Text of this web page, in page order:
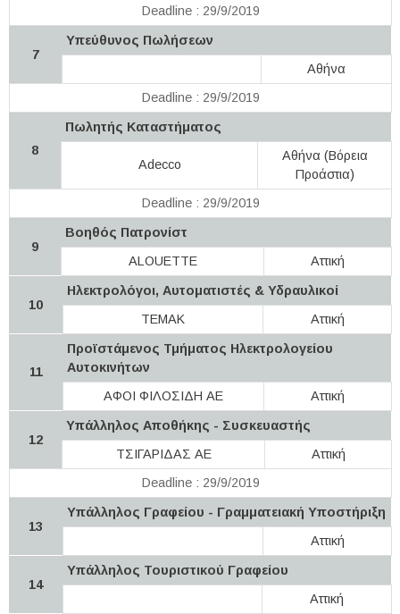
Deadline : 29/9/2019
7
Υπεύθυνος Πωλήσεων
Αθήνα
Deadline : 29/9/2019
8
Πωλητής Καταστήματος
Adecco
Αθήνα (Βόρεια
Προάστια)
Deadline : 29/9/2019
9
Βοηθός Πατρονίστ
ALOUETTE
Αττική
10
Ηλεκτρολόγοι, Αυτοματιστές & Υδραυλικοί
ΤΕΜΑΚ
Αττική
11
Προϊστάμενος Τμήματος Ηλεκτρολογείου
Αυτοκινήτων
ΑΦΟΙ ΦΙΛΟΣΙΔΗ ΑΕ
Αττική
12
Υπάλληλος Αποθήκης - Συσκευαστής
ΤΣΙΓΑΡΙΔΑΣ ΑΕ
Αττική
Deadline : 29/9/2019
13
Υπάλληλος Γραφείου - Γραμματειακή Υποστήριξη
Αττική
14
Yπάλληλος Τουριστικού Γραφείου
Αττική